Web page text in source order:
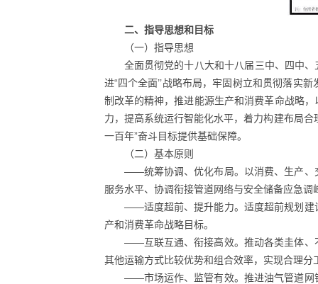
二、指导思想和目标
（一）指导思想
全面贯彻党的十八大和十八届三中、四中
进“四个全面’’战略布局，牢固树立和贯彻落实
制改革的精神，推进能源生产和消费革命战略
力，提高系统运行智能化水平，着力构建布局
一百年”奋斗目标提供基础保障。
（二）基本原则
——统筹协调、优化布局。以消费、生产、
服务水平、协调衔接管道网络与安全储备应急调
——适度超前、提升能力。适度超前规划建
产和消费革命战略目标。
——互联互通、衔接高效。推动各类圭体、
其他运输方式比较优势和组合效率，实现合理分
——市场运作、监管有效。推进油气管道网